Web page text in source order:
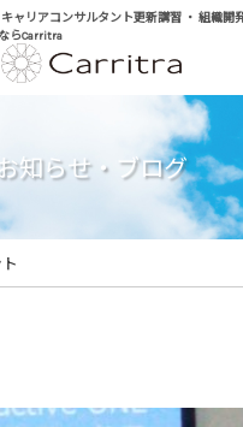
ャリアコンサルタント更新講習 ・ 組織開
らCarritra
知らせ・ブログ